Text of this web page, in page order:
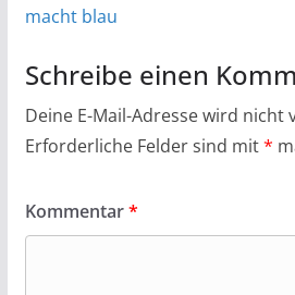
macht blau
Schreibe einen
Deine E-Mail-Adresse wird nicht
Erforderliche Felder sind mit*
Kommentar*